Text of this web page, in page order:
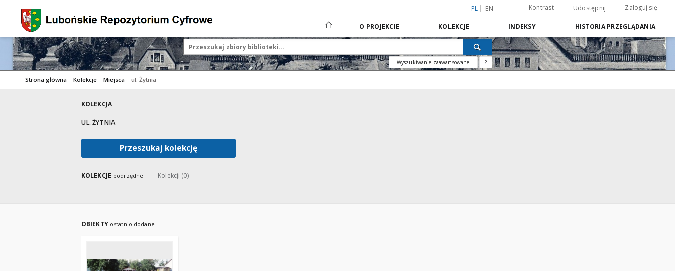
PL EN Kontrast Udostępnij Zaloguj się
O PROJEKCIE KOLEKCJE INDEKSY HISTORIA PRZEGLĄDANIA
Wyszukiwanie zaawansowane ?
Strona główna | Kolekcje | Miejsca | ul. Żytnia
KOLEKCJA
UL. ŻYTNIA
Przeszukaj kolekcję
KOLEKCJE podrzędne Kolekcji (0)
OBIEKTY ostatnio dodane